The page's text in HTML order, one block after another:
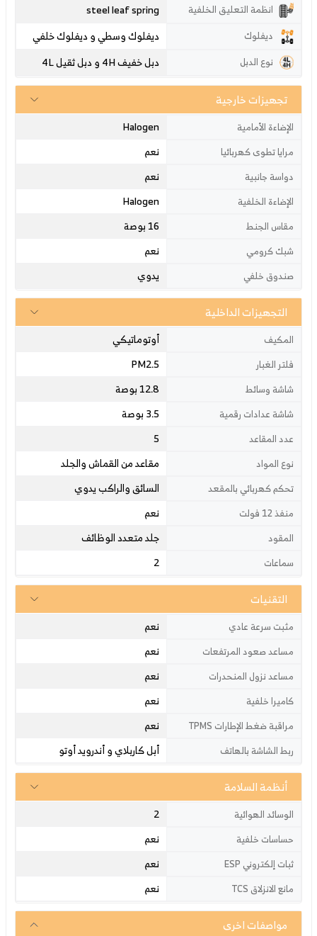
انظمة التعليق الخلفية steel leaf spring
ديفلوك ديفلوك وسطي و ديفلوك خلفي
نوع الدبل دبل خفيف 4H و دبل ثقيل 4L
تجهيزات خارجية
الإضاءة الأمامية Halogen
مرايا تطوى كهربائيا نعم
دواسة جانبية نعم
الإضاءة الخلفية Halogen
مقاس الجنط 16 بوصة
شبك كرومي نعم
صندوق خلفي يدوي
التجهيزات الداخلية
المكيف أوتوماتيكي
فلتر الغبار PM2.5
شاشة وسائط 12.8 بوصة
شاشة عدادات رقمية 3.5 بوصة
عدد المقاعد 5
نوع المواد مقاعد من القماش والجلد
تحكم كهربائي بالمقعد السائق والراكب يدوي
منفذ 12 فولت نعم
المقود جلد متعدد الوظائف
سماعات 2
التقنيات
مثبت سرعة عادي نعم
مساعد صعود المرتفعات نعم
مساعد نزول المنحدرات نعم
كاميرا خلفية نعم
مراقبة ضغط الإطارات TPMS نعم
ربط الشاشة بالهاتف أبل كاربلاي و أندرويد أوتو
أنظمة السلامة
الوسائد الهوائية 2
حساسات خلفية نعم
ثبات إلكتروني ESP نعم
مانع الانزلاق TCS نعم
مواصفات اخرى